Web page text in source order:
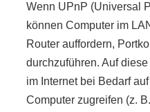
Wenn UPnP (Universal
können Computer im
Router auffordern,
durchzuführen. Auf
im Internet bei Bedarf
Computer zugreifen (z.